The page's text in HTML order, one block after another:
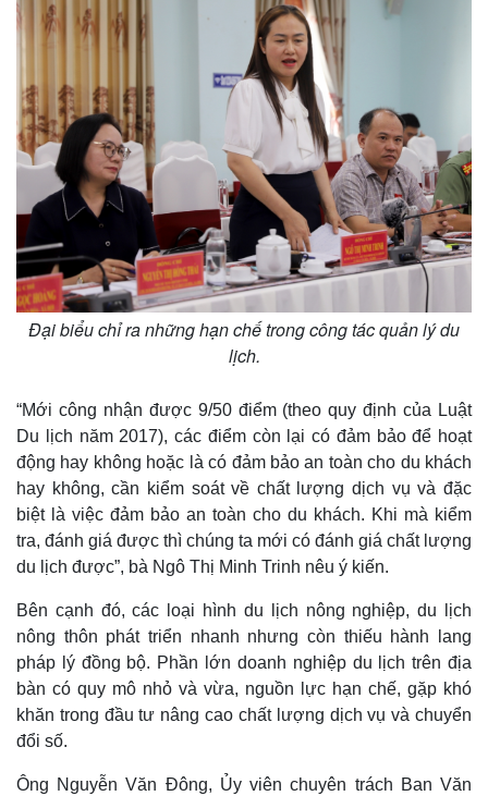
Hồ sơ
E-Magazine
Infographic
Đại biểu chỉ ra những hạn chế trong công tác quản lý du
lịch.
“Mới công nhận được 9/50 điểm (theo quy định của Luật
Du lịch năm 2017), các điểm còn lại có đảm bảo để hoạt
động hay không hoặc là có đảm bảo an toàn cho du khách
hay không, cần kiểm soát về chất lượng dịch vụ và đặc
biệt là việc đảm bảo an toàn cho du khách. Khi mà kiểm
tra, đánh giá được thì chúng ta mới có đánh giá chất lượng
du lịch được”, bà Ngô Thị Minh Trinh nêu ý kiến.
Bên cạnh đó, các loại hình du lịch nông nghiệp, du lịch
nông thôn phát triển nhanh nhưng còn thiếu hành lang
pháp lý đồng bộ. Phần lớn doanh nghiệp du lịch trên địa
bàn có quy mô nhỏ và vừa, nguồn lực hạn chế, gặp khó
khăn trong đầu tư nâng cao chất lượng dịch vụ và chuyển
đổi số.
Ông Nguyễn Văn Đông, Ủy viên chuyên trách Ban Văn